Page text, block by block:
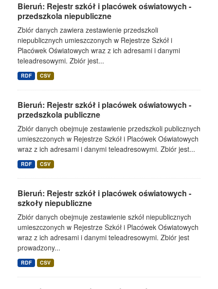
Bieruń: Rejestr szkół i placówek oświatowych -
przedszkola niepubliczne
Zbiór danych zawiera zestawienie przedszkoli
niepublicznych umieszczonych w Rejestrze Szkół i
Placówek Oświatowych wraz z ich adresami i danymi
teleadresowymi. Zbiór jest...
RDF CSV
Bieruń: Rejestr szkół i placówek oświatowych -
przedszkola publiczne
Zbiór danych obejmuje zestawienie przedszkoli publicznych
umieszczonych w Rejestrze Szkół i Placówek Oświatowych
wraz z ich adresami i danymi teleadresowymi. Zbiór jest...
RDF CSV
Bieruń: Rejestr szkół i placówek oświatowych -
szkoły niepubliczne
Zbiór danych obejmuje zestawienie szkół niepublicznych
umieszczonych w Rejestrze Szkół i Placówek Oświatowych
wraz z ich adresami i danymi teleadresowymi. Zbiór jest
prowadzony...
RDF CSV